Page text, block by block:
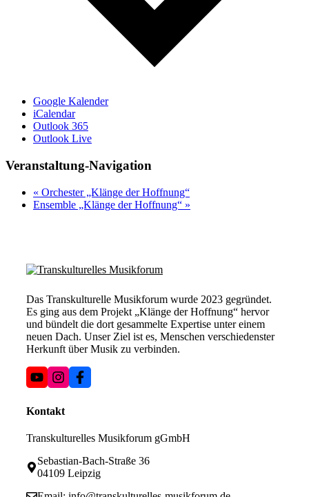
Google Kalender
iCalendar
Outlook 365
Outlook Live
Veranstaltung-Navigation
« Orchester „Klänge der Hoffnung“
Ensemble „Klänge der Hoffnung“ »
Das Transkulturelle Musikforum wurde 2023 gegründet.
Es ging aus dem Projekt „Klänge der Hoffnung“ hervor
und bündelt die dort gesammelte Expertise unter einem
neuen Dach. Unser Ziel ist es, Menschen verschiedenster
Herkunft über Musik zu verbinden.
Kontakt
Transkulturelles Musikforum gGmbH
Sebastian-Bach-Straße 36
04109 Leipzig